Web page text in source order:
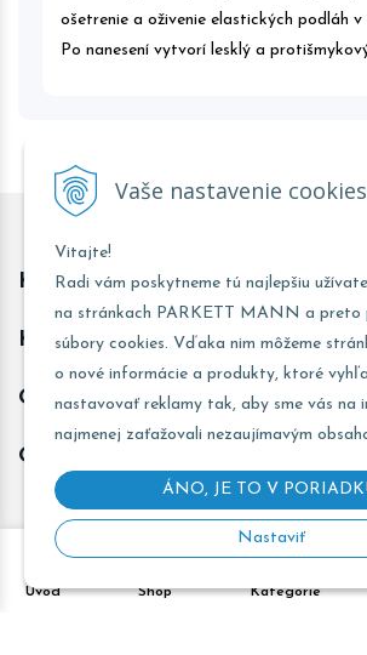
Vaše nastavenie cookies
Vitajte!
Radi vám poskytneme tú najlepšiu
na stránkach PARKETT MANN a preto
súbory cookies. Vďaka nim môžeme
o nové informácie a produkty, ktoré
nastavovať reklamy tak, aby sme vás na
najmenej zaťažovali nezaujímavým
ÁNO, JE TO V
Nastaviť
Úvod Shop Kategórie
ošetrenie a oživenie elastických podláh
Po nanesení vytvorí lesklý a
Kontakt predajňa Trnava
Kontakt predajňa Žarnovica
Obchodné informácie
Odoberať novinky
e-shop Pohoda connector